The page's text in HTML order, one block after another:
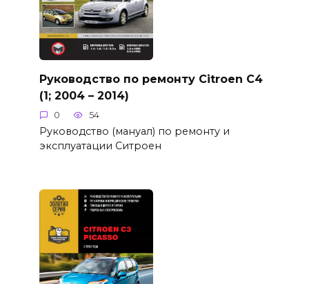
Руководство по ремонту Citroen C4
(1; 2004 – 2014)
0 54
Руководство (мануал) по ремонту и
эксплуатации Ситроен